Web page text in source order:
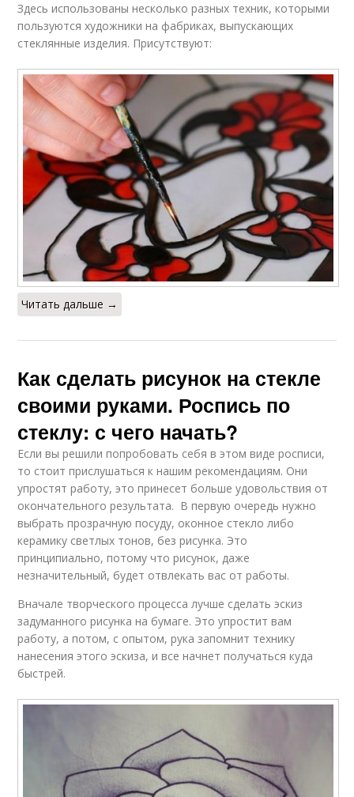
Здесь использованы несколько разных техник, которыми
пользуются художники на фабриках, выпускающих
стеклянные изделия. Присутствуют:
Читать дальше →
Как сделать рисунок на стекле
своими руками. Роспись по
стеклу: с чего начать?
Если вы решили попробовать себя в этом виде росписи,
то стоит прислушаться к нашим рекомендациям. Они
упростят работу, это принесет больше удовольствия от
окончательного результата. В первую очередь нужно
выбрать прозрачную посуду, оконное стекло либо
керамику светлых тонов, без рисунка. Это
принципиально, потому что рисунок, даже
незначительный, будет отвлекать вас от работы.
Вначале творческого процесса лучше сделать эскиз
задуманного рисунка на бумаге. Это упростит вам
работу, а потом, с опытом, рука запомнит технику
нанесения этого эскиза, и все начнет получаться куда
быстрей.